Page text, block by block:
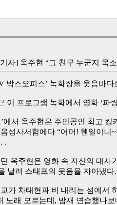
사] 옥주현 “그 친구 누군지 목
박스오피스’ 녹화장을 웃음바다
이 프로그램 녹화에서 영화 ‘파
에서 옥주현은 주인공인 최고
성사서함에다 “어머! 웬일이니
.
옥주현은 영화 속 자신의 대사
날려 스태프의 웃음을 자아냈다.
가 차태현과 비 내리는 섬에서
노래 모르는데, 밤새 연습했나